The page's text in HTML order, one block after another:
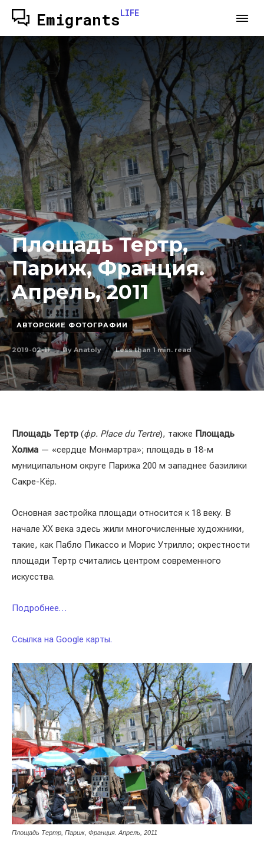
EmigrantsLIFE
Площадь Тертр,
Париж, Франция.
Апрель, 2011
АВТОРСКИЕ ФОТОГРАФИИ
2019-02-11 By Anatoly Less than 1min. read
Площадь Тертр (фр. Place du Tertre), также Площадь
Холма — «сердце Монмартра»; площадь в 18-м
муниципальном округе Парижа 200 м западнее базилики
Сакре-Кёр.
Основная застройка площади относится к 18 веку. В
начале XX века здесь жили многочисленные художники,
такие, как Пабло Пикассо и Морис Утрилло; окрестности
площади Тертр считались центром современного
искусства.
Подробнее…
Ссылка на Google карты.
Площадь Тертр, Париж, Франция. Апрель, 2011